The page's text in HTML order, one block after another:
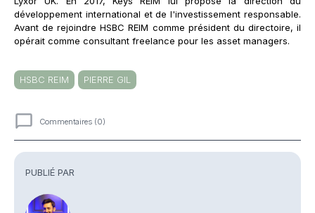
PUBLIÉ PAR
développement international et de l'investissement responsable.
Avant de rejoindre HSBC REIM comme président du directoire, il
opérait comme consultant freelance pour les asset managers.
HSBC REIM PIERRE GIL
Commentaires (0)